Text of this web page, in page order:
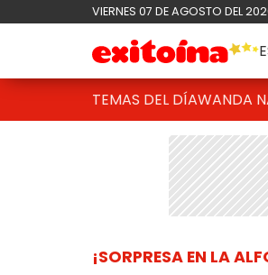
VIERNES 07 DE AGOSTO DEL
TEMAS DEL DÍAWANDA
¡SORPRESA EN LA